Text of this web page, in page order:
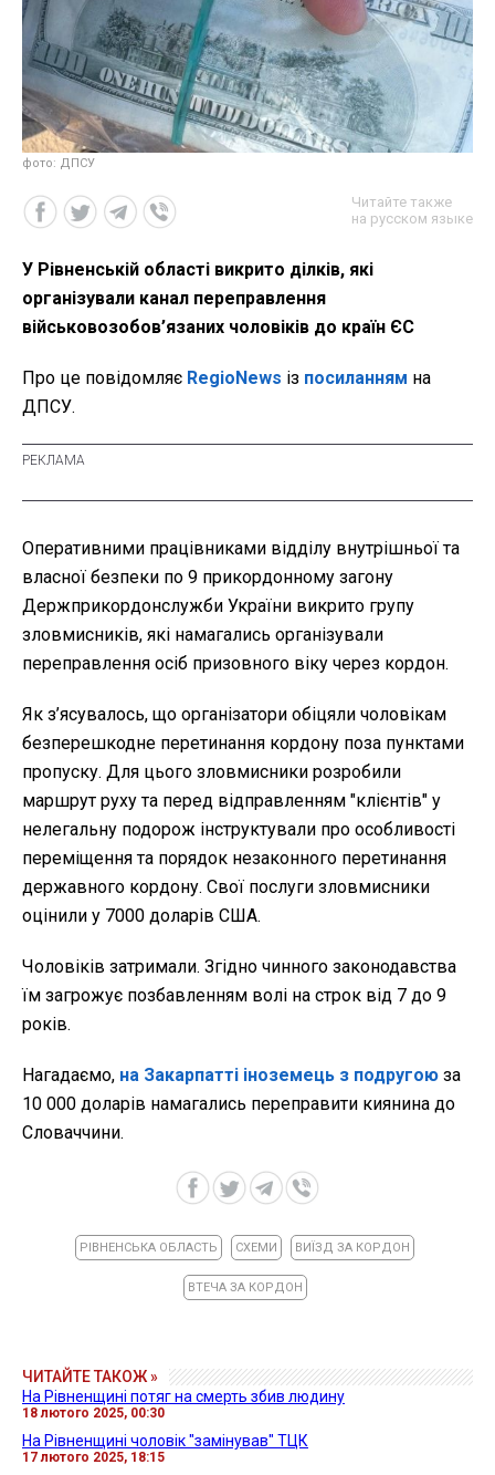
фото: ДПСУ
Читайте также
на русском языке
У Рівненській області викрито ділків, які
організували канал переправлення
військовозобов’язаних чоловіків до країн ЄС
Про це повідомляє RegioNews із посиланням на
ДПСУ.
Оперативними працівниками відділу внутрішньої та
власної безпеки по 9 прикордонному загону
Держприкордонслужби України викрито групу
зловмисників, які намагались організували
переправлення осіб призовного віку через кордон.
Як з’ясувалось, що організатори обіцяли чоловікам
безперешкодне перетинання кордону поза пунктами
пропуску. Для цього зловмисники розробили
маршрут руху та перед відправленням "клієнтів" у
нелегальну подорож інструктували про особливості
переміщення та порядок незаконного перетинання
державного кордону. Свої послуги зловмисники
оцінили у 7000 доларів США.
Чоловіків затримали. Згідно чинного законодавства
їм загрожує позбавленням волі на строк від 7 до 9
років.
Нагадаємо, на Закарпатті іноземець з подругою за
10 000 доларів намагались переправити киянина до
Словаччини.
РІВНЕНСЬКА ОБЛАСТЬ СХЕМИ ВИЇЗД ЗА КОРДОН
ВТЕЧА ЗА КОРДОН
ЧИТАЙТЕ ТАКОЖ »
На Рівненщині потяг на смерть збив людину
18 лютого 2025, 00:30
На Рівненщині чоловік "замінував" ТЦК
17 лютого 2025, 18:15